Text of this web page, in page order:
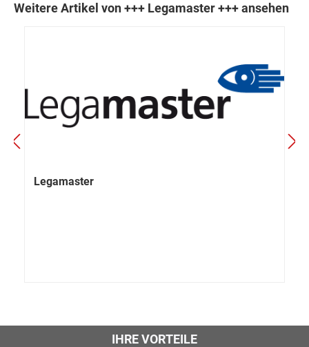
Weitere Artikel von +++ Legamaster +++ ansehen
Legamaster
IHRE VORTEILE